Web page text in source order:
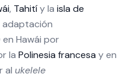
, Tahitíy la isla de
adaptación
Hawái por
la Polinesia francesa y en
al ukelele